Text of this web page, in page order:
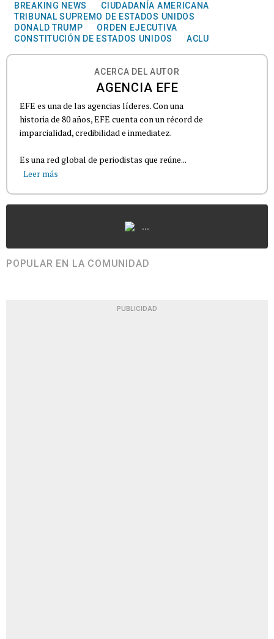
BREAKING NEWS
CIUDADANÍA AMERICANA
TRIBUNAL SUPREMO DE ESTADOS UNIDOS
DONALD TRUMP
ORDEN EJECUTIVA
CONSTITUCIÓN DE ESTADOS UNIDOS
ACLU
ACERCA DEL AUTOR
AGENCIA EFE
EFE es una de las agencias líderes. Con una
historia de 80 años, EFE cuenta con un récord de
imparcialidad, credibilidad e inmediatez.
Es una red global de periodistas que reúne...
Leer más
...
POPULAR EN LA COMUNIDAD
PUBLICIDAD